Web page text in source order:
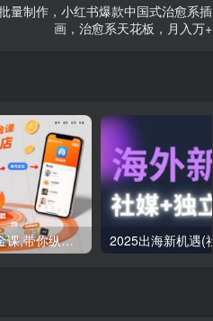
量制作，小红书爆款中国式治愈系插
画，治愈系天花板，月入万+
2025闲鱼实战掘金课,带你纵横闲鱼店,零起点多维度打造全能玩家